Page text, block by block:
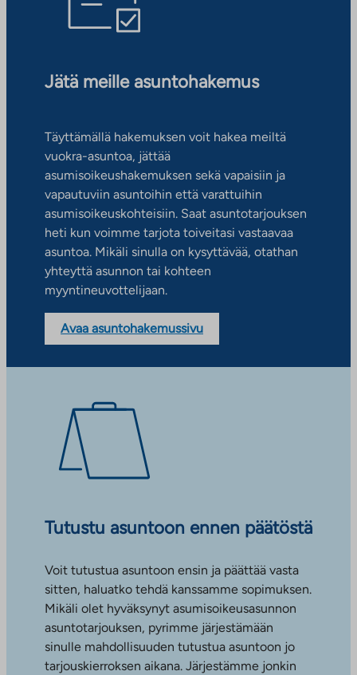
Jätä meille asuntohakemus
Täyttämällä hakemuksen voit hakea meiltä
vuokra-asuntoa, jättää
asumisoikeushakemuksen sekä vapaisiin ja
vapautuviin asuntoihin että varattuihin
asumisoikeuskohteisiin. Saat asuntotarjouksen
heti kun voimme tarjota toiveitasi vastaavaa
asuntoa. Mikäli sinulla on kysyttävää, otathan
yhteyttä asunnon tai kohteen
myyntineuvottelijaan.
Avaa asuntohakemussivu
Tutustu asuntoon ennen päätöstä
Voit tutustua asuntoon ensin ja päättää vasta
sitten, haluatko tehdä kanssamme sopimuksen.
Mikäli olet hyväksynyt asumisoikeusasunnon
asuntotarjouksen, pyrimme järjestämään
sinulle mahdollisuuden tutustua asuntoon jo
tarjouskierroksen aikana. Järjestämme jonkin